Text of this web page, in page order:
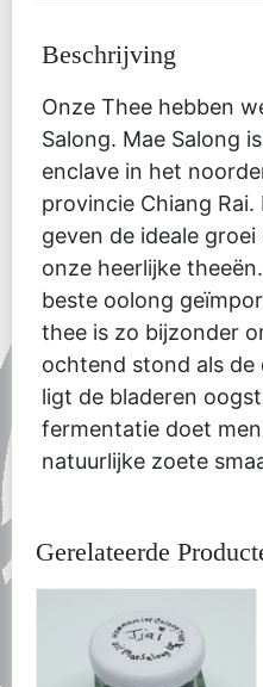
Beschrijving
Onze Thee hebben
Salong. Mae Salong
enclave in het
provincie Chiang
geven de ideale
onze heerlijke
beste oolong
thee is zo bijzonder
ochtend stond als
ligt de bladeren
fermentatie doet
natuurlijke zoete
Gerelateerde